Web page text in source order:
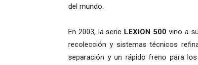
del mundo.
En 2003, la serie LEXION 500 vino a
recolección y sistemas técnicos
separación y un rápido freno para